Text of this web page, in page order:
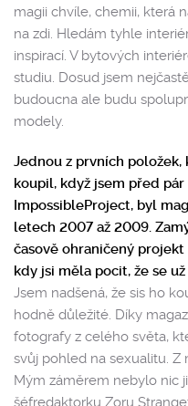
magii chvíle, chemii, která
na zdi. Hledám tyhle
inspirací. V bytových
studiu. Dosud jsem
budoucna ale budu
modely.
Jednou z prvních
koupil, když jsem před
ImpossibleProject, byl
letech 2007 až 2009.
časově ohraničený
kdy jsi měla pocit, že se
Jsem nadšená, že sis ho
hodně důležité. Díky
fotografy z celého světa,
svůj pohled na sexualitu. Z
Mým záměrem nebylo nic
šéfredaktorku Zoru